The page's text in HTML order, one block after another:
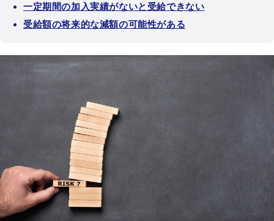
一定期間の加入実績がないと受給できない
受給額の将来的な減額の可能性がある